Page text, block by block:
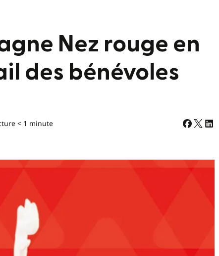
Nez rouge en
des bénévoles
< 1 minute